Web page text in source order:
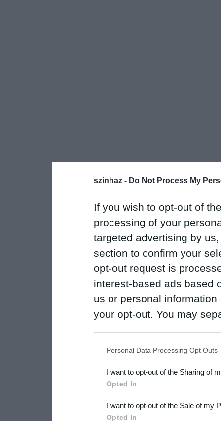
szinhaz - Do Not Process My
If you wish to opt-out of
processing of your
targeted advertising by
section to confirm your
opt-out request is
interest-based ads based
us or personal
your opt-out. You may
Downstream Participants
third parties.
Please note that this
Personal Data Processing Opt Outs
I want to opt-out of the Sharing of
Opted In
I want to opt-out of the Sale of my
Opted In